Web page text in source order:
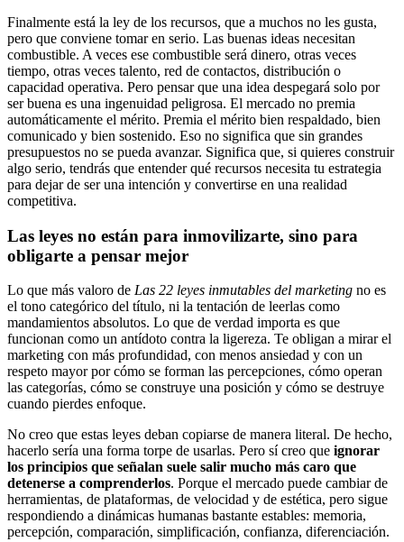
Finalmente está la ley de los recursos, que a muchos no les gusta,
pero que conviene tomar en serio. Las buenas ideas necesitan
combustible. A veces ese combustible será dinero, otras veces
tiempo, otras veces talento, red de contactos, distribución o
capacidad operativa. Pero pensar que una idea despegará solo por
ser buena es una ingenuidad peligrosa. El mercado no premia
automáticamente el mérito. Premia el mérito bien respaldado, bien
comunicado y bien sostenido. Eso no significa que sin grandes
presupuestos no se pueda avanzar. Significa que, si quieres construir
algo serio, tendrás que entender qué recursos necesita tu estrategia
para dejar de ser una intención y convertirse en una realidad
competitiva.
Las leyes no están para inmovilizarte, sino para
obligarte a pensar mejor
Lo que más valoro de Las 22 leyes inmutables del marketing no es
el tono categórico del título, ni la tentación de leerlas como
mandamientos absolutos. Lo que de verdad importa es que
funcionan como un antídoto contra la ligereza. Te obligan a mirar el
marketing con más profundidad, con menos ansiedad y con un
respeto mayor por cómo se forman las percepciones, cómo operan
las categorías, cómo se construye una posición y cómo se destruye
cuando pierdes enfoque.
No creo que estas leyes deban copiarse de manera literal. De hecho,
hacerlo sería una forma torpe de usarlas. Pero sí creo que ignorar
los principios que señalan suele salir mucho más caro que
detenerse a comprenderlos. Porque el mercado puede cambiar de
herramientas, de plataformas, de velocidad y de estética, pero sigue
respondiendo a dinámicas humanas bastante estables: memoria,
percepción, comparación, simplificación, confianza, diferenciación.